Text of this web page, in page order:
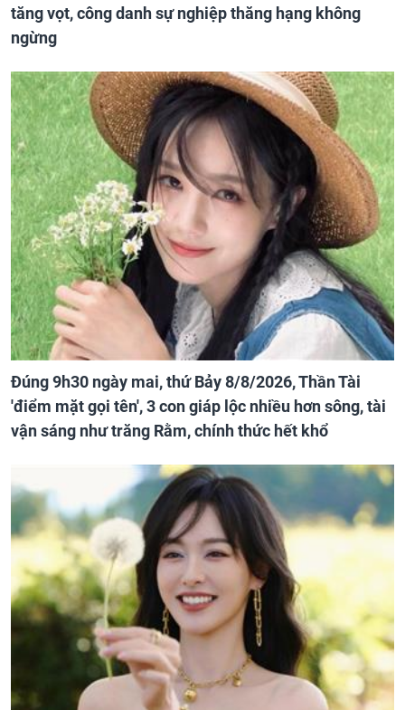
tăng vọt, công danh sự nghiệp thăng hạng không
ngừng
Đúng 9h30 ngày mai, thứ Bảy 8/8/2026, Thần Tài
'điểm mặt gọi tên', 3 con giáp lộc nhiều hơn sông, tài
vận sáng như trăng Rằm, chính thức hết khổ